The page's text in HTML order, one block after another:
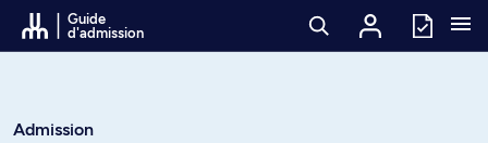
Passer au contenu
Guide
d'admission
Admission